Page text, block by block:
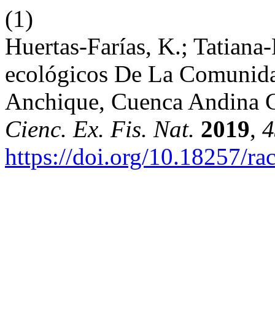
(1)
Huertas-Farías, K.;
ecológicos De La
Anchique, Cuenca Andina
Cienc. Ex. Fis. Nat. 2019,
https://doi.org/10.18257/